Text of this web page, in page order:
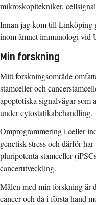
mikroskopitekniker,
Innan jag kom till Linköping
inom ämnet immunologi vid
Min forskning
Mitt forskningsområde
stamceller och
apoptotiska signalvägar som
under cytostatikabehandling.
Omprogrammering i celler
genetisk stress och därför
pluripotenta stamceller
cancerutveckling.
Målen med min forskning är
cancer och då i första hand